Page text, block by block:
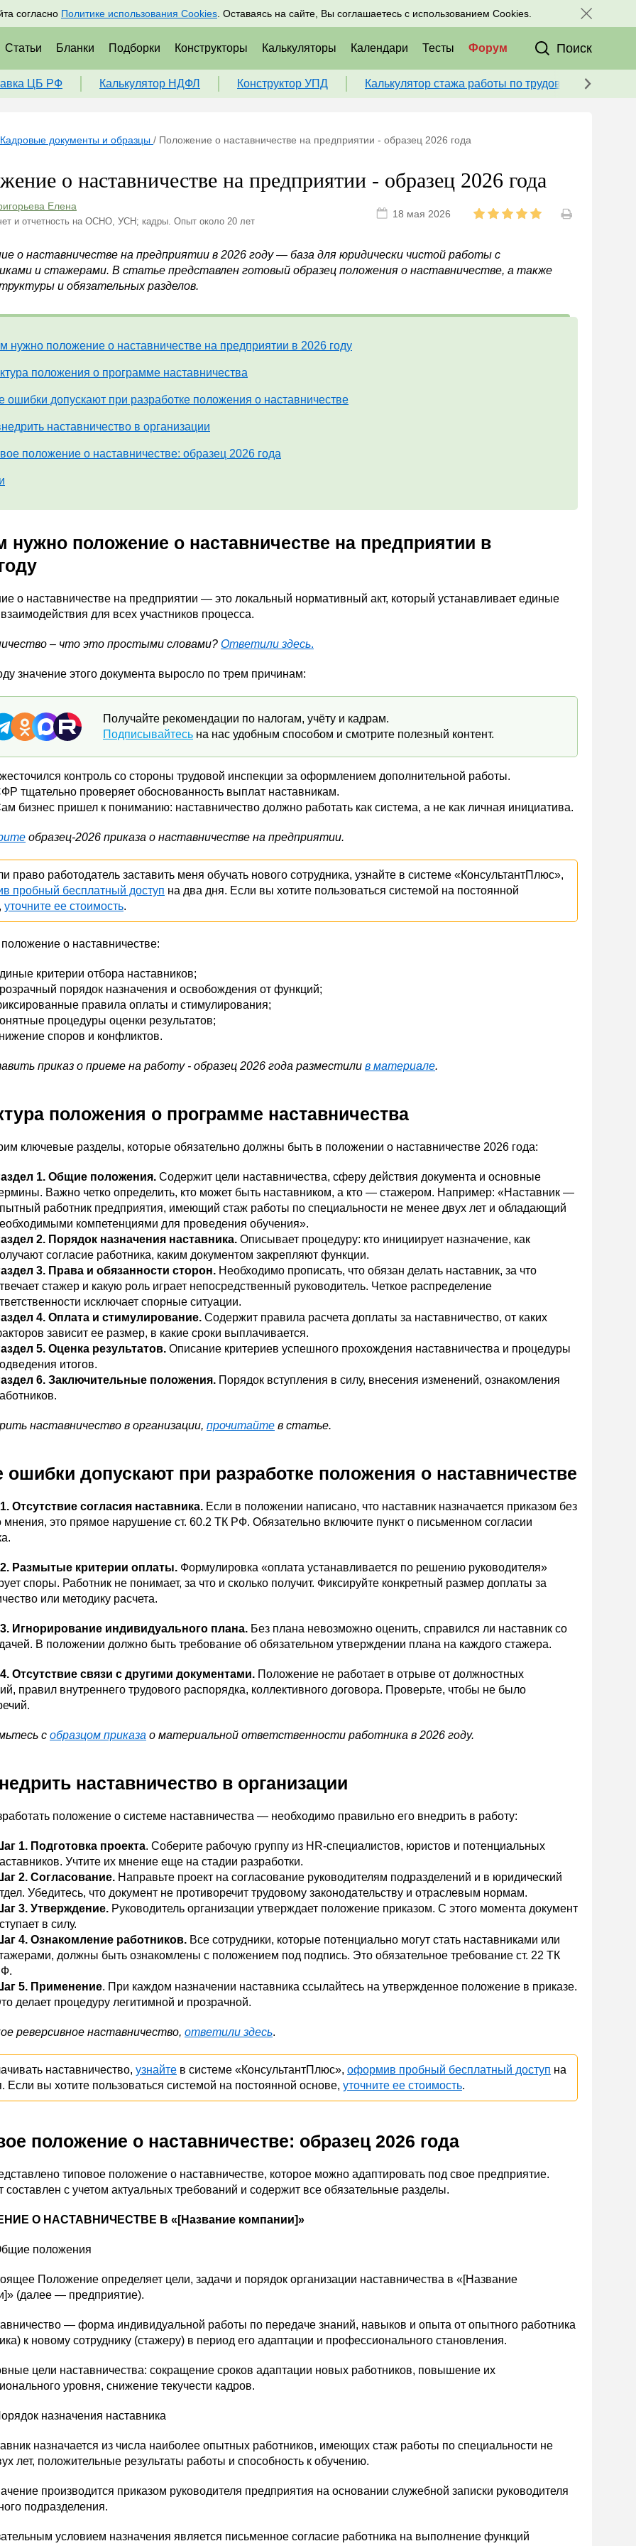
согласно Политике использования Cookies . Оставаясь на сайте, Вы соглашаетесь с использованием Cookies.
Подписаться Присоединяйтесь к нам в соц. сетях:
Статьи Бланки Подборки Конструкторы Калькуляторы Календари Тесты Форум Поиск
ЦБ РФ Калькулятор НДФЛ Конструктор УПД Калькулятор стажа работы по трудовой книжке
Кадровые документы и образцы / Положение о наставничестве на предприятии - образец 2026 года
о наставничестве на предприятии - образец 2026 года
Елена
и отчетность на ОСНО, УСН; кадры. Опыт около 20 лет
18 мая 2026
о наставничестве на предприятии в 2026 году — база для юридически чистой работы с
и стажерами. В статье представлен готовый образец положения о наставничестве, а также
и обязательных разделов.
нужно положение о наставничестве на предприятии в 2026 году
положения о программе наставничества
ошибки допускают при разработке положения о наставничестве
наставничество в организации
положение о наставничестве: образец 2026 года
нужно положение о наставничестве на предприятии в
о наставничестве на предприятии — это локальный нормативный акт, который устанавливает единые
для всех участников процесса.
– что это простыми словами? Ответили здесь.
значение этого документа выросло по трем причинам:
Получайте рекомендации по налогам, учёту и кадрам.
Подписывайтесь на нас удобным способом и смотрите полезный контент.
контроль со стороны трудовой инспекции за оформлением дополнительной работы.
тщательно проверяет обоснованность выплат наставникам.
бизнес пришел к пониманию: наставничество должно работать как система, а не как личная инициатива.
образец-2026 приказа о наставничестве на предприятии.
право работодатель заставить меня обучать нового сотрудника, узнайте в системе «КонсультантПлюс»,
пробный бесплатный доступ на два дня. Если вы хотите пользоваться системой на постоянной
уточните ее стоимость.
о наставничестве:
критерии отбора наставников;
порядок назначения и освобождения от функций;
правила оплаты и стимулирования;
процедуры оценки результатов;
споров и конфликтов.
приказ о приеме на работу - образец 2026 года разместили в материале.
положения о программе наставничества
ключевые разделы, которые обязательно должны быть в положении о наставничестве 2026 года:
1. Общие положения. Содержит цели наставничества, сферу действия документа и основные
Важно четко определить, кто может быть наставником, а кто — стажером. Например: «Наставник —
работник предприятия, имеющий стаж работы по специальности не менее двух лет и обладающий
компетенциями для проведения обучения».
2. Порядок назначения наставника. Описывает процедуру: кто инициирует назначение, как
согласие работника, каким документом закрепляют функции.
3. Права и обязанности сторон. Необходимо прописать, что обязан делать наставник, за что
стажер и какую роль играет непосредственный руководитель. Четкое распределение
исключает спорные ситуации.
4. Оплата и стимулирование. Содержит правила расчета доплаты за наставничество, от каких
зависит ее размер, в какие сроки выплачивается.
5. Оценка результатов. Описание критериев успешного прохождения наставничества и процедуры
итогов.
6. Заключительные положения. Порядок вступления в силу, внесения изменений, ознакомления
наставничество в организации, прочитайте в статье.
ошибки допускают при разработке положения о наставничестве
Отсутствие согласия наставника. Если в положении написано, что наставник назначается приказом без
мнения, это прямое нарушение ст. 60.2 ТК РФ. Обязательно включите пункт о письменном согласии
Размытые критерии оплаты. Формулировка «оплата устанавливается по решению руководителя»
споры. Работник не понимает, за что и сколько получит. Фиксируйте конкретный размер доплаты за
или методику расчета.
Игнорирование индивидуального плана. Без плана невозможно оценить, справился ли наставник со
В положении должно быть требование об обязательном утверждении плана на каждого стажера.
Отсутствие связи с другими документами. Положение не работает в отрыве от должностных
правил внутреннего трудового распорядка, коллективного договора. Проверьте, чтобы не было
с образцом приказа о материальной ответственности работника в 2026 году.
наставничество в организации
положение о системе наставничества — необходимо правильно его внедрить в работу:
1. Подготовка проекта. Соберите рабочую группу из HR-специалистов, юристов и потенциальных
Учтите их мнение еще на стадии разработки.
2. Согласование. Направьте проект на согласование руководителям подразделений и в юридический
Убедитесь, что документ не противоречит трудовому законодательству и отраслевым нормам.
3. Утверждение. Руководитель организации утверждает положение приказом. С этого момента документ
в силу.
4. Ознакомление работников. Все сотрудники, которые потенциально могут стать наставниками или
должны быть ознакомлены с положением под подпись. Это обязательное требование ст. 22 ТК
5. Применение. При каждом назначении наставника ссылайтесь на утвержденное положение в приказе.
делает процедуру легитимной и прозрачной.
реверсивное наставничество, ответили здесь.
наставничество, узнайте в системе «КонсультантПлюс», оформив пробный бесплатный доступ на
Если вы хотите пользоваться системой на постоянной основе, уточните ее стоимость.
положение о наставничестве: образец 2026 года
типовое положение о наставничестве, которое можно адаптировать под свое предприятие.
составлен с учетом актуальных требований и содержит все обязательные разделы.
О НАСТАВНИЧЕСТВЕ В «[Название компании]»
положения
Положение определяет цели, задачи и порядок организации наставничества в «[Название
(далее — предприятие).
— форма индивидуальной работы по передаче знаний, навыков и опыта от опытного работника
к новому сотруднику (стажеру) в период его адаптации и профессионального становления.
цели наставничества: сокращение сроков адаптации новых работников, повышение их
уровня, снижение текучести кадров.
назначения наставника
назначается из числа наиболее опытных работников, имеющих стаж работы по специальности не
лет, положительные результаты работы и способность к обучению.
производится приказом руководителя предприятия на основании служебной записки руководителя
подразделения.
условием назначения является письменное согласие работника на выполнение функций